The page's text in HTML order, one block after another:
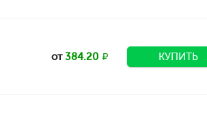
от384.20 КУПИТЬ